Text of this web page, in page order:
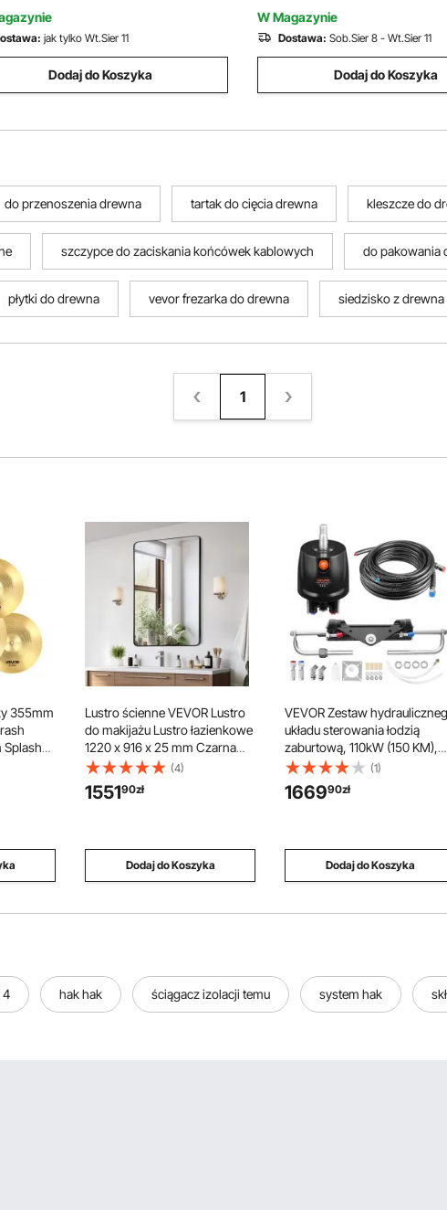
czarno-fioletowy
jak tylko Wt.Sier 11
Dodaj do Koszyka
kina domowego, czarno-
W Magazynie
Dostawa: Sob.Sier 8 - Wt.Sier 11
Dodaj do Koszyka
do przenoszenia drewna tartak do cięcia drewna kleszcze do
szczypce do zaciskania końcówek kablowych do pakowania
płytki do drewna vevor frezarka do drewna siedzisko z drewna
1
355mm
Splash
18 20
Lustro ścienne VEVOR Lustro
do makijażu Lustro łazienkowe
1220 x 916 x 25 mm Czarna
rama Lustro ze stopu
aluminium z uchwytem w
kształcie litery Z Nadaje się do
(4)
155190zł
Dodaj do Koszyka
VEVOR Zestaw
układu sterowania łodzią
zaburtową, 110kW (150 KM),
hydrauliczny układ sterowania
łodzią morską, z pompą
sterową 6,9 MPa,
wężami, do pojedynczego
stanowiska sterowania,
pojedynczego silnika
(1)
166990zł
Dodaj do Koszyka
4 hak hak ściągacz izolacji temu system hak